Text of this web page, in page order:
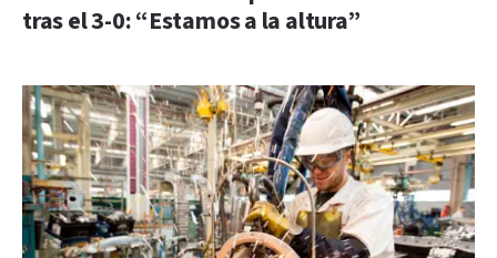
tras el 3-0: “Estamos a la altura”